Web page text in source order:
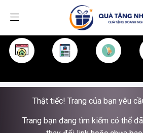
Thật tiếc! Trang của bạn yêu
Trang bạn đang tìm kiếm có thể